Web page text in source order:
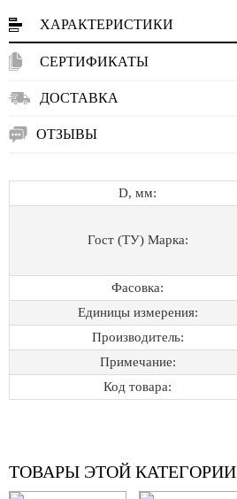
ХАРАКТЕРИСТИКИ
СЕРТИФИКАТЫ
ДОСТАВКА
ОТЗЫВЫ
D, мм:
Гост (ТУ) Марка:
Фасовка:
Единицы измерения:
Производитель:
Примечание:
Код товара:
ТОВАРЫ ЭТОЙ КАТЕГОРИИ